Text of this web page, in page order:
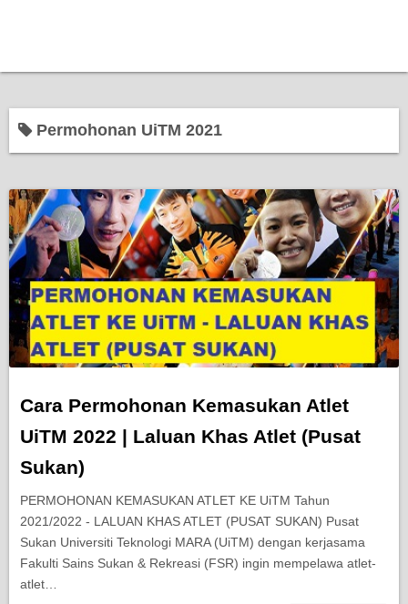
Permohonan UiTM 2021
Cara Permohonan Kemasukan Atlet
UiTM 2022 | Laluan Khas Atlet (Pusat
Sukan)
PERMOHONAN KEMASUKAN ATLET KE UiTM Tahun
2021/2022 - LALUAN KHAS ATLET (PUSAT SUKAN) Pusat
Sukan Universiti Teknologi MARA (UiTM) dengan kerjasama
Fakulti Sains Sukan & Rekreasi (FSR) ingin mempelawa atlet-
atlet…